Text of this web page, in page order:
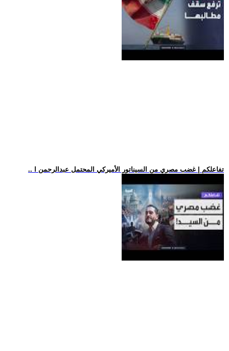
.. تفاعلكم | غضب مصري من السيناتور الأميركي المحتمل عبدالرحمن ا